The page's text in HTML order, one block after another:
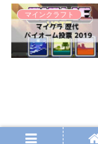
マインクラフト